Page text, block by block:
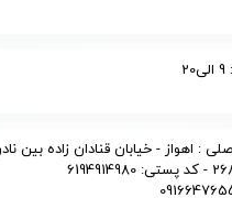
: اهواز - خیابان قنادان زاده بین